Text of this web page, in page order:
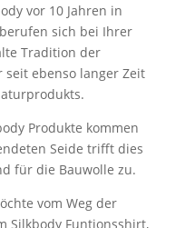
vor 10 Jahren in
sich bei Ihrer
Tradition der
ebenso langer Zeit
Produkte kommen
Seide trifft dies
für die Bauwolle zu.
vom Weg der
Silkbody Funtionsshirt,